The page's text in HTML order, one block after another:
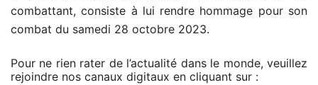
combattant, consiste à lui rendre hommage pour son
combat du samedi 28 octobre 2023.
Pour ne rien rater de l’actualité dans le monde, veuillez
rejoindre nos canaux digitaux en cliquant sur :